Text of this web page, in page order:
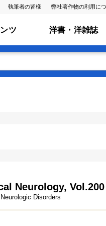
執筆者の皆様 弊社著作物の利用に
ツ 洋書・洋雑誌
Neurology, Vol.200
Disorders